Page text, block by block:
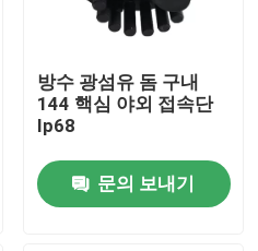
방수 광섬유 돔 구내
144 핵심 야외 접속단
Ip68
문의 보내기